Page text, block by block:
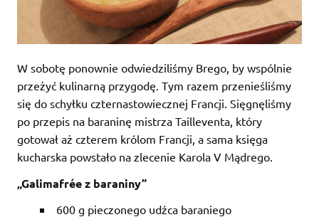
W sobotę ponownie odwiedziliśmy Brego, by wspólnie
przeżyć kulinarną przygodę. Tym razem przenieśliśmy
się do schyłku czternastowiecznej Francji. Sięgnęliśmy
po przepis na baraninę mistrza Tailleventa, który
gotował aż czterem królom Francji, a sama księga
kucharska powstało na zlecenie Karola V Mądrego.
„Galimafrée z baraniny”
600 g pieczonego udźca baraniego